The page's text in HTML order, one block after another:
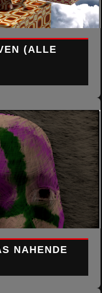
(ALLE
NAHENDE